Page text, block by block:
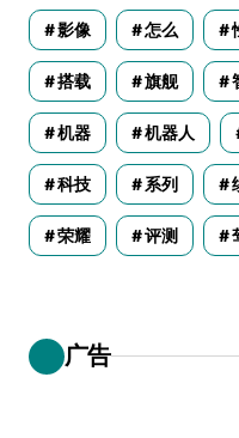
影像 怎么
搭载 旗舰
机器 机器人
科技 系列
荣耀 评测
广告